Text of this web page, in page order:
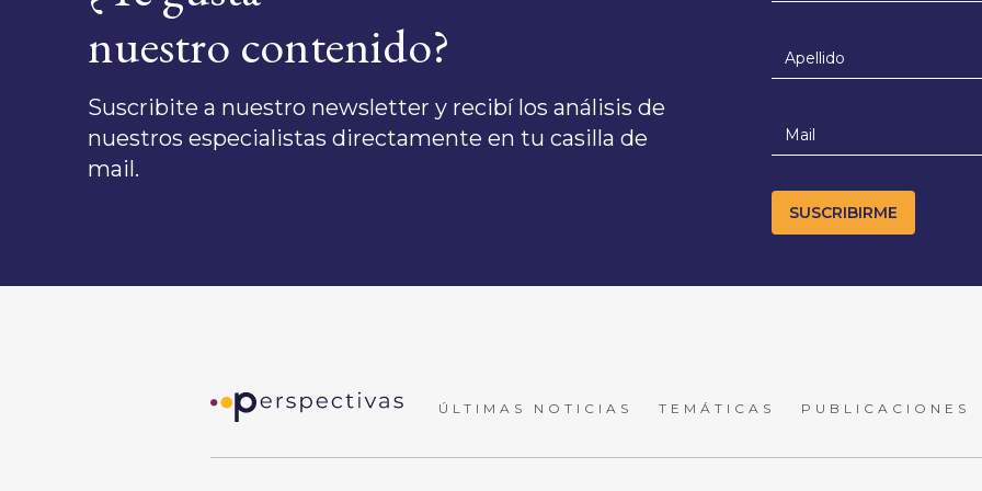
nuestro contenido?
Suscribite a nuestro newsletter y recibí los análisis de
nuestros especialistas directamente en tu casilla de
mail.
ÚLTIMAS NOTICIAS TEMÁTICAS PUBLICACIONES